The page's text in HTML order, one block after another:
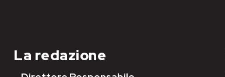
La redazione